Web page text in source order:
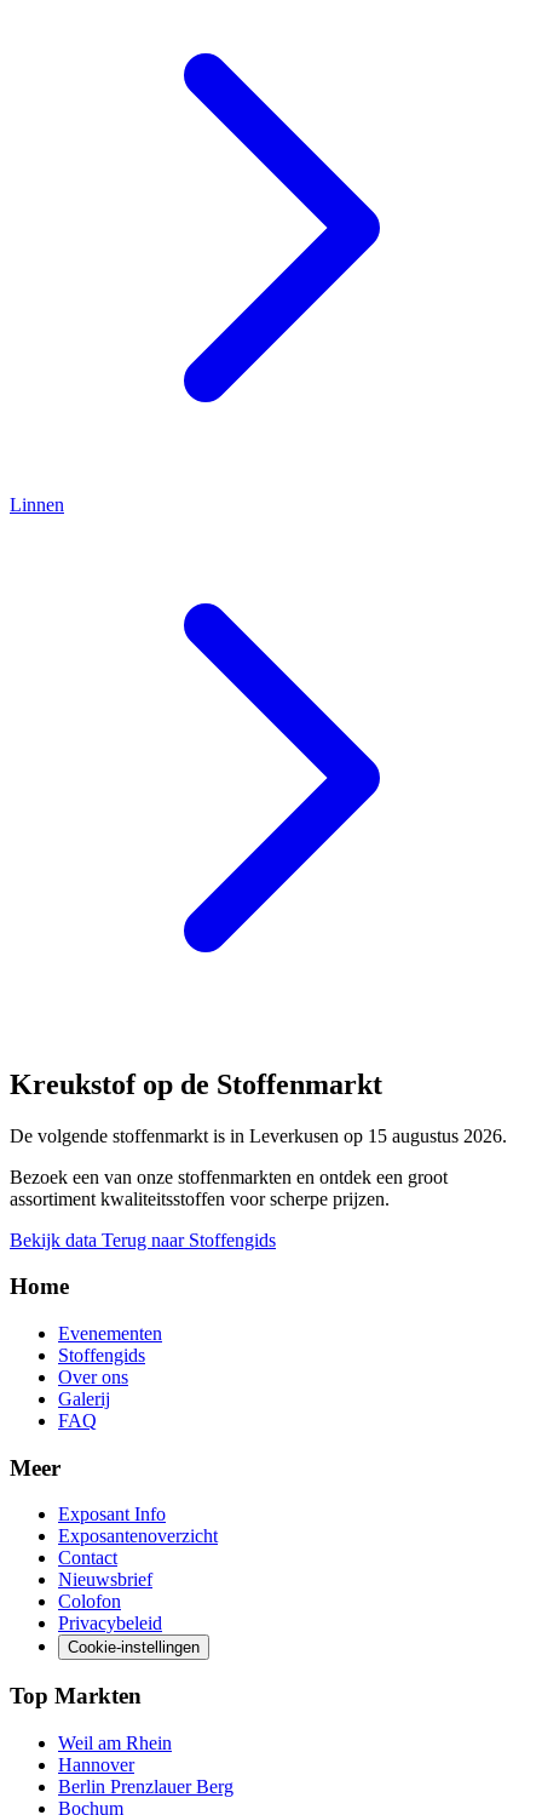
Linnen
Kreukstof op de Stoffenmarkt
De volgende stoffenmarkt is in Leverkusen op 15 augustus 2026.
Bezoek een van onze stoffenmarkten en ontdek een groot
assortiment kwaliteitsstoffen voor scherpe prijzen.
Bekijk data Terug naar Stoffengids
Home
Evenementen
Stoffengids
Over ons
Galerij
FAQ
Meer
Exposant Info
Exposantenoverzicht
Contact
Nieuwsbrief
Colofon
Privacybeleid
Cookie-instellingen
Top Markten
Weil am Rhein
Hannover
Berlin Prenzlauer Berg
Bochum